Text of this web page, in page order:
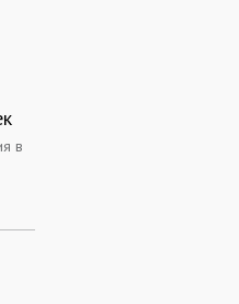
в